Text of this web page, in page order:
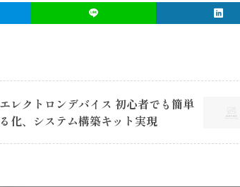
レクトロンデバイス 初心者でも簡単
化、システム構築キット実現